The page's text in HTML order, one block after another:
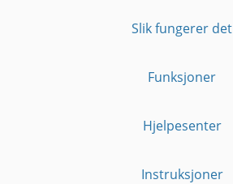
Slik fungerer det
Funksjoner
Hjelpesenter
Instruksjoner